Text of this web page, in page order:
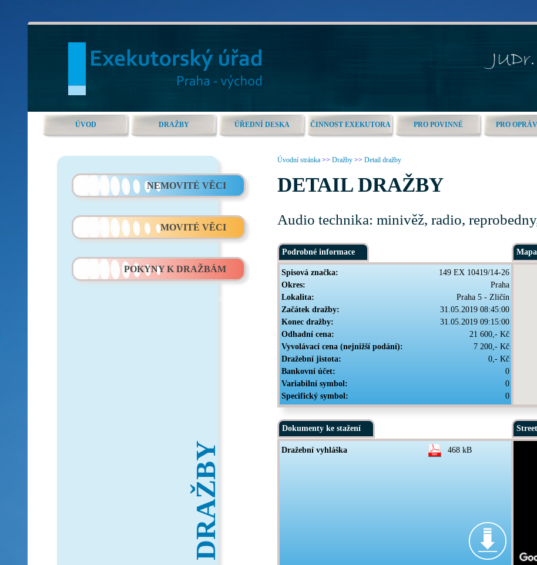
ÚVOD DRAŽBY ÚŘEDNÍ DESKA ČINNOST EXEKUTORA PRO POVINNÉ PRO
NEMOVITÉ VĚCI
MOVITÉ VĚCI
POKYNY K DRAŽBÁM
DRAŽBY
Úvodní stránka >> Dražby >> Detail dražby
DETAIL DRAŽBY
Audio technika: minivěž, radio,
Podrobné informace
Spisová značka:
149 EX 10419/14-26
Okres:
Praha
Lokalita:
Praha 5 - Zličín
Začátek dražby:
31.05.2019 08:45:00
Konec dražby:
31.05.2019 09:15:00
Odhadní cena:
21 600,- Kč
Vyvolávací cena (nejnižší podání):
7 200,- Kč
Dražební jistota:
0,- Kč
Bankovní účet:
0
Variabilní symbol:
0
Specifický symbol:
0
Dokumenty ke stažení
Dražební vyhláška 468 kB